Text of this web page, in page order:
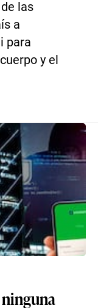
las
a
para
y el
ninguna